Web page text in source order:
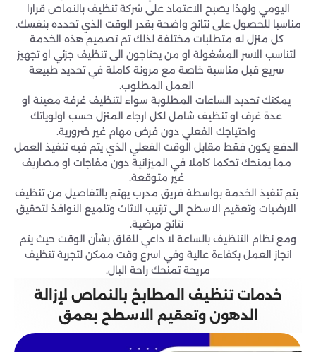
اليومي ولهذا يصبح الاعتماد على شركة تنظيف بالنماص قرارا
مناسبا للحصول على نتائج واضحة بقدر الوقت الذي تحدده بنفسك.
كل منزل له متطلبات مختلفة لذلك تم تصميم هذه الخدمة
لتناسب الاسر المشغولة او من يحتاجون الى تنظيف جزئي او تجهيز
سريع قبل مناسبة خاصة مع مرونة كاملة في تحديد طبيعة
العمل المطلوب.
يمكنك تحديد الساعات المطلوبة سواء لتنظيف غرفة معينة او
عدة غرف او تنظيف شامل لكل ارجاء المنزل حسب اولوياتك
واحتياجك الفعلي دون فرض مهام غير ضرورية.
الدفع يكون فقط مقابل الوقت الفعلي الذي يتم فيه تنفيذ العمل
مما يمنحك تحكما كاملا في الميزانية دون مفاجات او مصاريف
غير متوقعة.
يتم تنفيذ الخدمة بواسطة فريق مدرب يهتم بالتفاصيل من تنظيف
الارضيات وتعقيم الاسطح الى ترتيب الاثاث وتلميع النوافذ لتحقيق
نتائج مرضية.
ومع نظام التنظيف بالساعة لا داعي للقلق بشأن الوقت حيث يتم
انجاز العمل بكفاءة عالية وفي اسرع وقت ممكن لتجربة تنظيف
مريحة تمنحك راحة البال.
خدمات تنظيف المطابخ بالنماص لإزالة
الدهون وتعقيم الاسطح بعمق